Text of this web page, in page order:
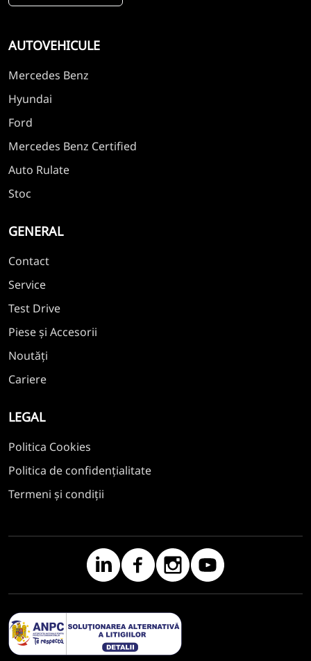
AUTOVEHICULE
Mercedes Benz
Hyundai
Ford
Mercedes Benz Certified
Auto Rulate
Stoc
GENERAL
Contact
Service
Test Drive
Piese și Accesorii
Noutăți
Cariere
LEGAL
Politica Cookies
Politica de confidențialitate
Termeni și condiții